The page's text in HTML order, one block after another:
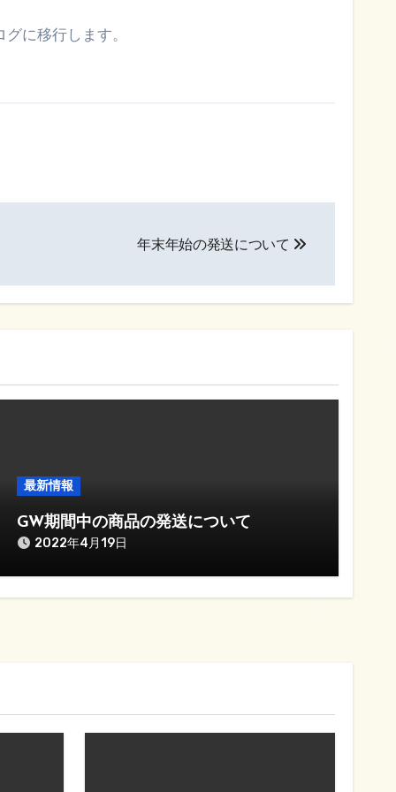
に移行します。
年末年始の発送について
最新情報
GW期間中の商品の発送について
2022年4月19日